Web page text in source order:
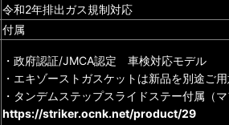
令和2年排出ガス規制対応
付属
・政府認証/JMCA認定 車検対応モデル
・エキゾーストガスケットは新品を別途ご用
・タンデムステップスライドステー付属（
https://striker.ocnk.net/product/29